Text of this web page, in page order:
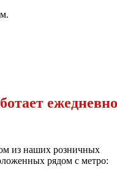
из наших розничных
рядом с метро: